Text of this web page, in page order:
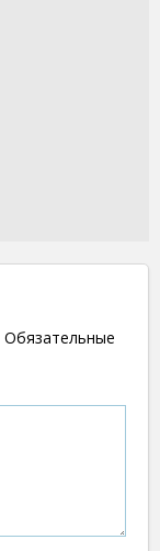
Обязательные